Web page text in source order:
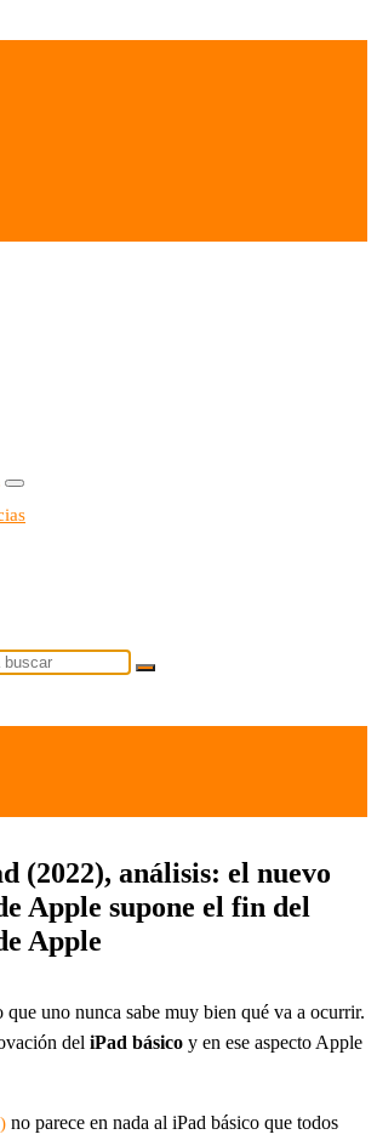
(2022), análisis: el nuevo
Apple supone el fin del
Apple
uno nunca sabe muy bien qué va a ocurrir.
del iPad básico y en ese aspecto Apple
no parece en nada al iPad básico que todos